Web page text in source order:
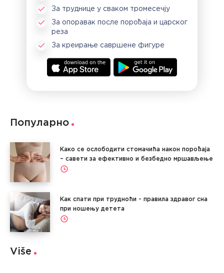
За труднице у сваком тромесечју
За опоравак после порођаја и царског
реза
За креирање савршене фигуре
Популарно
Како се ослободити стомачића након порођаја
– савети за ефективно и безбедно мршављење
Как спати при трудноћи - правила здравог сна
при ношењу детета
Više